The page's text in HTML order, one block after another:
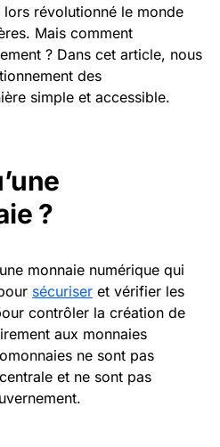
révolutionné le monde
Mais comment
? Dans cet article, nous
des
simple et accessible.
?
monnaie numérique qui
sécuriser et vérifier les
contrôler la création de
aux monnaies
ne sont pas
et ne sont pas